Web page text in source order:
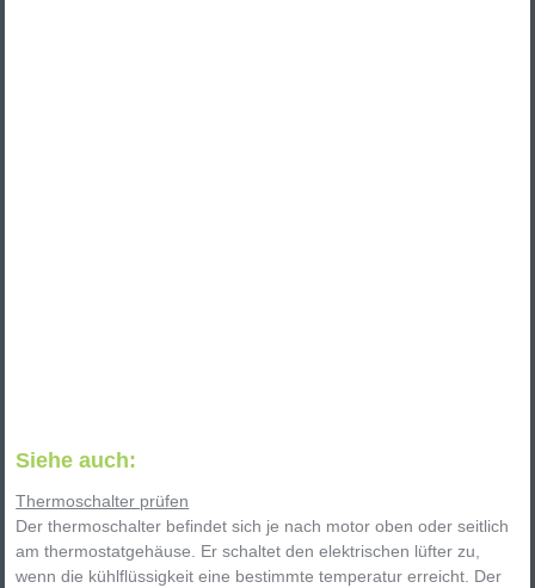
Siehe auch:
Thermoschalter prüfen
Der thermoschalter befindet sich je nach motor oben oder seitlich
am thermostatgehäuse. Er schaltet den elektrischen lüfter zu,
wenn die kühlflüssigkeit eine bestimmte temperatur erreicht. Der